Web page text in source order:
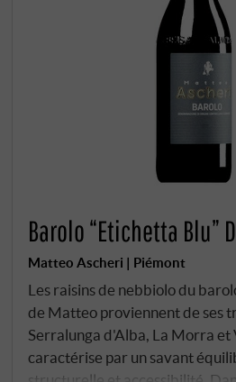
Barolo “Etichetta Blu”
Matteo Ascheri | Piémont
Les raisins de nebbiolo du
de Matteo proviennent de ses
Serralunga d'Alba, La Morra et
caractérise par un savant